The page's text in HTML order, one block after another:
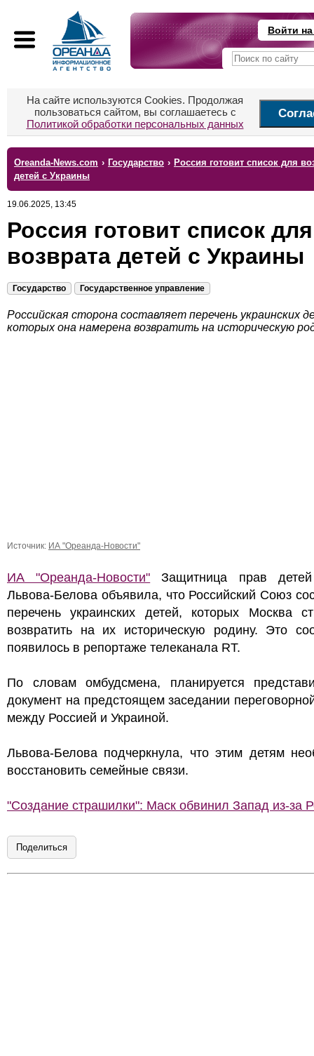
Войти
На сайте используются Cookies. Продолжая
пользоваться сайтом, вы соглашаетесь с
Политикой обработки персональных данных
Oreanda-News.com › Государство › Россия готовит список для
детей с Украины
19.06.2025, 13:45
Россия готовит список для
возврата детей с Украины
Государство Государственное управление
Российская сторона составляет перечень украинских
которых она намерена возвратить на историческую
Источник: ИА "Ореанда-Новости"
ИА "Ореанда-Новости" Защитница прав
Львова-Белова объявила, что Российский Союз
перечень украинских детей, которых Москва
возвратить на их историческую родину. Это
появилось в репортаже телеканала RT.
По словам омбудсмена, планируется
документ на предстоящем заседании
между Россией и Украиной.
Львова-Белова подчеркнула, что этим детям
восстановить семейные связи.
"Создание страшилки": Маск обвинил Запад из-за
Поделиться